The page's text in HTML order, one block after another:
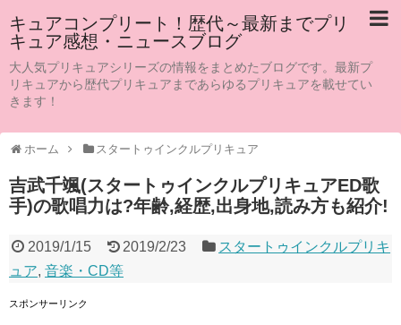
キュアコンプリート！歴代～最新までプリ
キュア感想・ニュースブログ
大人気プリキュアシリーズの情報をまとめたブログです。最新プ
リキュアから歴代プリキュアまであらゆるプリキュアを載せてい
きます！
ホーム スタートゥインクルプリキュア
吉武千颯(スタートゥインクルプリキュアED歌
手)の歌唱力は?年齢,経歴,出身地,読み方も紹介!
2019/1/15 2019/2/23
スタートゥインクルプリキ
ュア, 音楽・CD等
スポンサーリンク